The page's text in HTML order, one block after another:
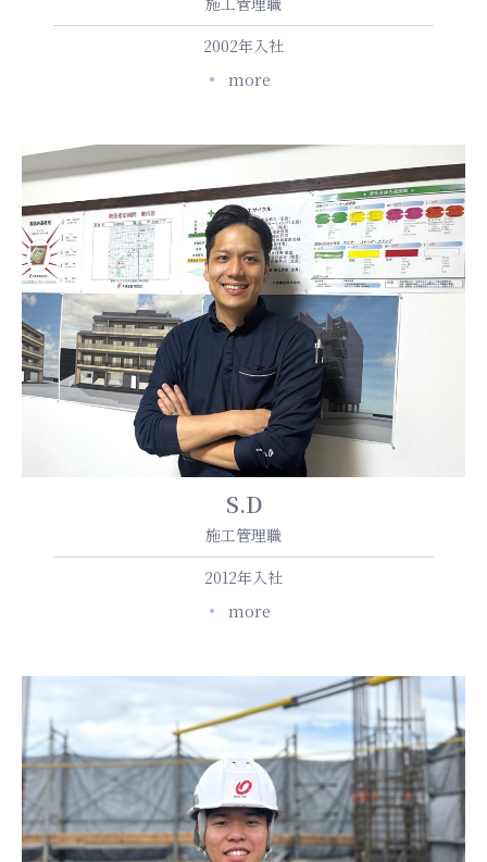
2002年入社
more
S.D
施工管理職
2012年入社
more